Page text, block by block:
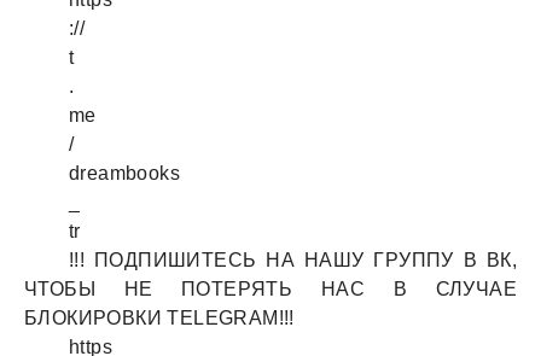
://
t
.
me
/
dreambooks
tr
!!! ПОДПИШИТЕСЬ НА НАШУ ГРУППУ В ВК,
ЧТОБЫ НЕ ПОТЕРЯТЬ НАС В СЛУЧАЕ
БЛОКИРОВКИ TELEGRAM!!!
https